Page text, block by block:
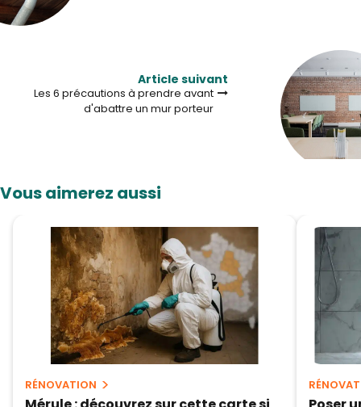
Article suivant
Les 6 précautions à prendre avant
d'abattre un mur porteur
Vous aimerez aussi
RÉNOVATION